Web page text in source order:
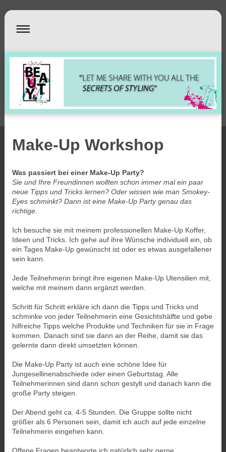
Make-Up Workshop
Was passiert bei einer Make-Up Party?
Sie und Ihre Freundinnen wollten schon immer mal ein paar
neue Tipps und Tricks lernen? Oder wissen wie man Smokey-
Eyes schminkt? Dann ist eine Make-Up Party genau das
richtige.
Ich besuche sie mit meinem professionellen Make-Up Koffer,
Ideen und Tricks. Ich gehe auf ihre Wünsche individuell ein, ob
ein Tages Make-Up gewünscht ist oder es etwas ausgefallener
sein kann.
Jede Teilnehmerin bringt ihre eigenen Make-Up Utensilien mit,
welche mit meinem dann ergänzt werden.
Schritt für Schritt erkläre ich dann die Tipps und Tricks und
schminke von jeder Teilnehmerin eine Gesichtshälfte und gebe
hilfreiche Tipps welche Produkte und Techniken für sie in Frage
kommen. Danach sind sie dann an der Reihe, damit sie das
gelernte dann direkt umsetzten können.
Die Make-Up Party ist auch eine schöne Idee für
Jungesellinenabschiede oder einen Geburtstag. Alle
Teilnehmerinnen sind dann schon gestylt und danach kann die
große Party steigen.
Der Abend geht ca. 4-5 Stunden. Die Gruppe sollte nicht
größer als 6 Personen sein, damit ich auch auf jede einzelne
Teilnehmerin eingehen kann.
Offene Fragen beantworte ich natürlich sehr gerne.